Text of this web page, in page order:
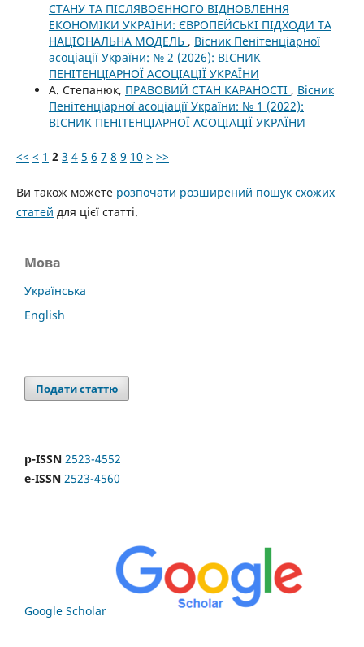
СТАНУ ТА ПІСЛЯВОЄННОГО ВІДНОВЛЕННЯ
ЕКОНОМІКИ УКРАЇНИ: ЄВРОПЕЙСЬКІ ПІДХОДИ ТА
НАЦІОНАЛЬНА МОДЕЛЬ , Вісник Пенітенціарної
асоціації України: № 2 (2026): ВІСНИК
ПЕНІТЕНЦІАРНОЇ АСОЦІАЦІЇ УКРАЇНИ
А. Степанюк, ПРАВОВИЙ СТАН КАРАНОСТІ , Вісник
Пенітенціарної асоціації України: № 1 (2022):
ВІСНИК ПЕНІТЕНЦІАРНОЇ АСОЦІАЦІЇ УКРАЇНИ
<< < 1 2 3 4 5 6 7 8 9 10 > >>
Ви також можете розпочати розширений пошук схожих
статей для цієї статті.
Мова
Українська
English
Подати статтю
p-ISSN 2523-4552
e-ISSN 2523-4560
Google Scholar